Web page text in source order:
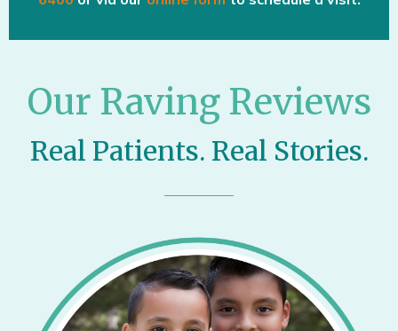
Our Raving Reviews
Real Patients. Real Stories.